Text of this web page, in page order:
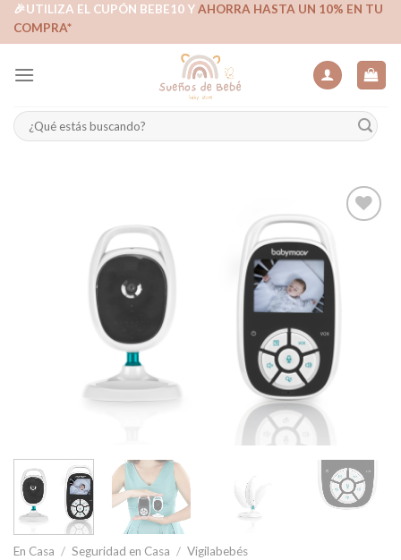
Skip🎉UTILIZA EL CUPÓN BEBE10 YAHORRA HASTA UN 10% EN TU
COMPRA*
Buscar
por:
En Casa / Seguridad en Casa / Vigilabebés